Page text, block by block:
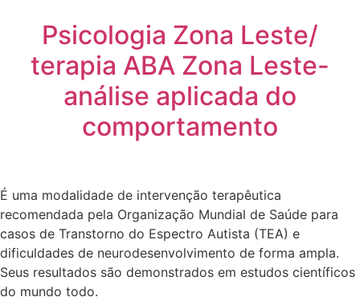
Psicologia Zona Leste/
terapia ABA Zona Leste-
análise aplicada do
comportamento
É uma modalidade de intervenção terapêutica
recomendada pela Organização Mundial de Saúde para
casos de Transtorno do Espectro Autista (TEA) e
dificuldades de neurodesenvolvimento de forma ampla.
Seus resultados são demonstrados em estudos científicos
do mundo todo.